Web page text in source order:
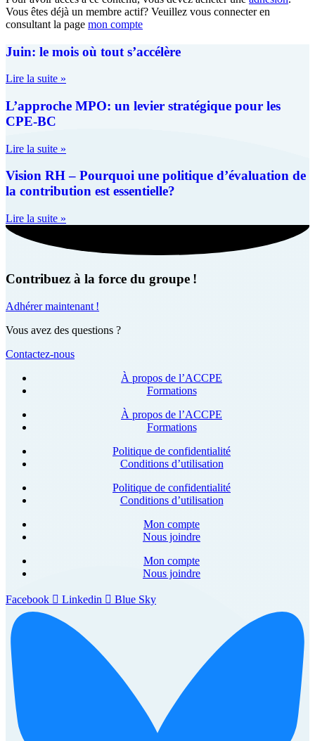
Vous êtes déjà un membre actif? Veuillez vous connecter en
consultant la page mon compte
Juin: le mois où tout s’accélère
Lire la suite »
L’approche MPO: un levier stratégique pour les
CPE-BC
Lire la suite »
Vision RH – Pourquoi une politique d’évaluation de
la contribution est essentielle?
Lire la suite »
Contribuez à la force du groupe !
Adhérer maintenant !
Vous avez des questions ?
Contactez-nous
À propos de l’ACCPE
Formations
À propos de l’ACCPE
Formations
Politique de confidentialité
Conditions d’utilisation
Politique de confidentialité
Conditions d’utilisation
Mon compte
Nous joindre
Mon compte
Nous joindre
Facebook Linkedin Blue Sky